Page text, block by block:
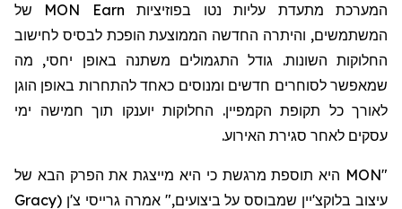
המערכת מתעדת עליות נטו בפוזיציות MON Earn של
המשתמשים, והיתרה החדשה הממוצעת הופכת לבסיס לחישוב
החלוקות השונות. גודל התגמולים משתנה באופן יחסי, מה
שמאפשר לסוחרים חדשים ומנוסים כאחד להתחרות באופן הוגן
לאורך כל תקופת הקמפיין. החלוקות יוענקו תוך חמישה ימי
עסקים לאחר סגירת האירוע.
"MON היא תוספת מרגשת כי היא מייצגת את הפרק הבא של
עיצוב בלוקצ'יין שמבוסס על ביצועים," אמרה גרייסי צ'ן (
Gracy